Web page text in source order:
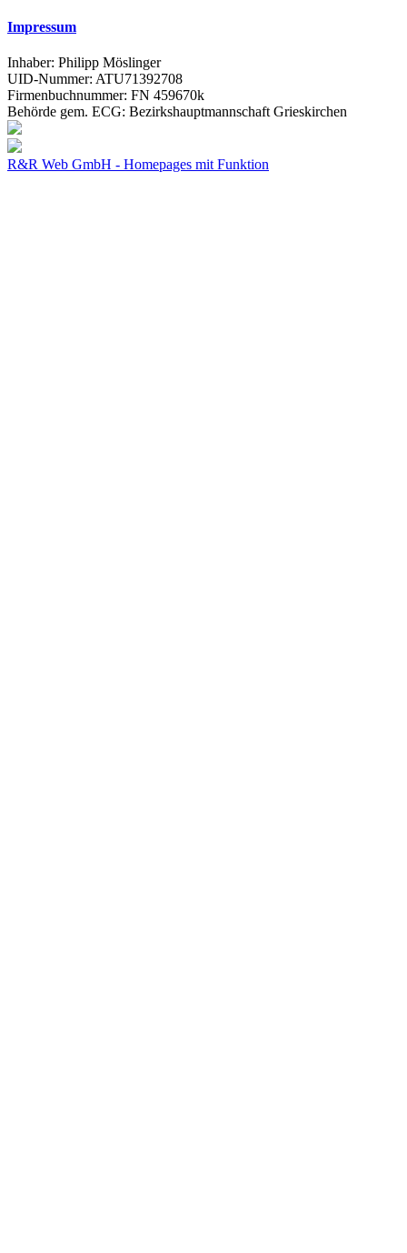
Impressum
Inhaber: Philipp Möslinger
UID-Nummer: ATU71392708
Firmenbuchnummer: FN 459670k
Behörde gem. ECG: Bezirkshauptmannschaft Grieskirchen
R&R Web GmbH - Homepages mit Funktion